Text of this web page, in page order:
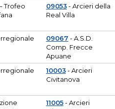
Trofeo
09053- Arcieri della
Real Villa
09067 - A.S.D.
Comp. Frecce
Apuane
10003- Arcieri
Civitanova
11005- Arcieri